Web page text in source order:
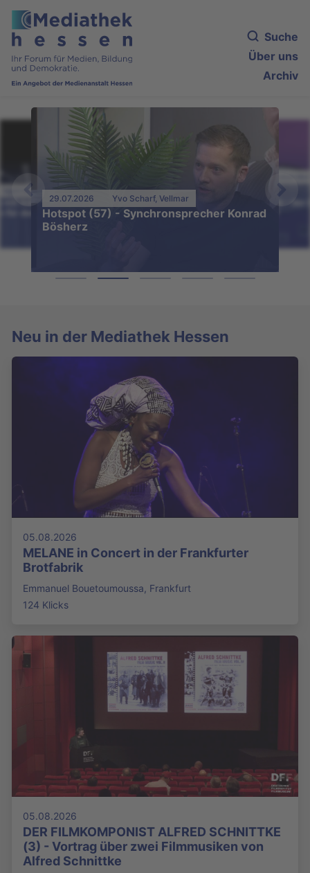
Suche
Über uns
Archiv
Ingrid Winning, Frankfurt
mit Adenauer und Kant. KI-
für den Unterricht
29.07.2026 Yvo Scharf, Vellmar
Hotspot (57) - Synchronsprecher Konrad
Bösherz
Eugenia Brazoban
(Taunus)
Gesellschaftliche Kritik - der
12E der Carlo klärt auf
Neu in der Mediathek Hessen
05.08.2026
MELANE in Concert in der Frankfurter
Brotfabrik
Emmanuel Bouetoumoussa, Frankfurt
124 Klicks
05.08.2026
DER FILMKOMPONIST ALFRED SCHNITTKE
(3) - Vortrag über zwei Filmmusiken von
Alfred Schnittke